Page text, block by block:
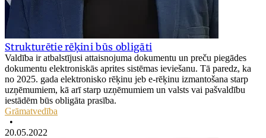
Strukturētie rēķini būs obligāti
Valdība ir atbalstījusi attaisnojuma dokumentu un preču piegādes
dokumentu elektroniskās aprites sistēmas ieviešanu. Tā paredz, ka
no 2025. gada elektronisko rēķinu jeb e-rēķinu izmantošana starp
uzņēmumiem, kā arī starp uzņēmumiem un valsts vai pašvaldību
iestādēm būs obligāta prasība.
Grāmatvedība
•
20.05.2022